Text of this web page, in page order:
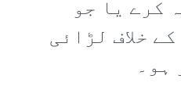
کرے یا جو
خلاف لڑائی
ہو۔